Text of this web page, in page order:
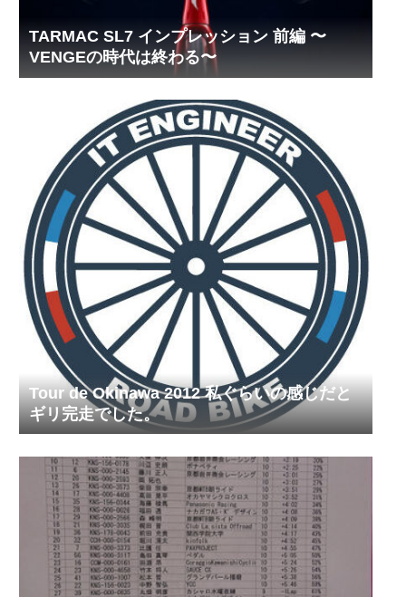
TARMAC SL7 インプレッション 前編 〜
VENGEの時代は終わる〜
Tour de Okinawa 2012 私ぐらいの感じだと
ギリ完走でした。